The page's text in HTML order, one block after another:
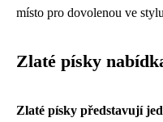
místo pro dovolenou ve
Zlaté písky
Zlaté písky představují